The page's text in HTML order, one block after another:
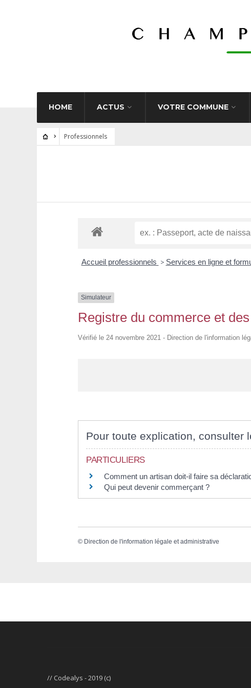
HOME ACTUS VOTRE COMMUNE
Professionnels
Accueil professionnels > Services en ligne et
Simulateur
Registre du commerce et
Vérifié le 24 novembre 2021 - Direction de l'information
Pour toute explication, consulter
PARTICULIERS
Comment un artisan doit-il faire sa
Qui peut devenir commerçant ?
© Direction de l'information légale et administrative
// Codealys - 2019 (c)